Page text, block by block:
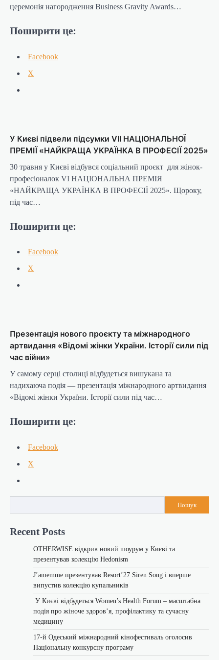
церемонія нагородження Business Gravity Awards…
Поширити це:
Facebook
X
У Києві підвели підсумки VIІ НАЦІОНАЛЬНОЇ
ПРЕМІЇ «НАЙКРАЩА УКРАЇНКА В ПРОФЕСІЇ 2025»
30 травня у Києві відбувся соціальний проєкт для жінок-
професіоналок VI НАЦІОНАЛЬНА ПРЕМІЯ
«НАЙКРАЩА УКРАЇНКА В ПРОФЕСІЇ 2025». Щороку,
під час…
Поширити це:
Facebook
X
Презентація нового проєкту та міжнародного
артвидання «Відомі жінки України. Історії сили під
час війни»
У самому серці столиці відбудеться вишукана та
надихаюча подія — презентація міжнародного артвидання
«Відомі жінки України. Історії сили під час…
Поширити це:
Facebook
X
Пошук
Recent Posts
OTHERWISE відкрив новий шоурум у Києві та
презентував колекцію Hedonism
J’amemme презентував Resort’27 Siren Song і вперше
випустив колекцію купальників
У Києві відбудеться Women’s Health Forum – масштабна
подія про жіноче здоров’я, профілактику та сучасну
медицину
17-й Одеський міжнародний кінофестиваль оголосив
Національну конкурсну програму